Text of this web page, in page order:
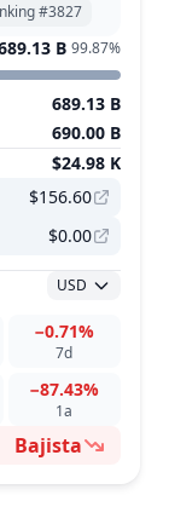
#3827
B 99.87%
689.13 B
690.00 B
$24.98 K
$156.60
$0.00
USD
7d
−0.71%
1a
−87.43%
Bajista